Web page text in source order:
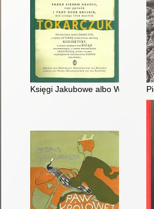
Księgi Jakubowe albo Wielka